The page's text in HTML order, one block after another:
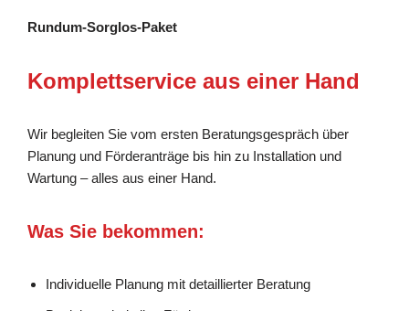
Rundum-Sorglos-Paket
Komplettservice aus einer Hand
Wir begleiten Sie vom ersten Beratungsgespräch über
Planung und Förderanträge bis hin zu Installation und
Wartung – alles aus einer Hand.
Was Sie bekommen:
Individuelle Planung mit detaillierter Beratung